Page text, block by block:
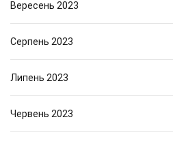
Вересень 2023
Серпень 2023
Липень 2023
Червень 2023